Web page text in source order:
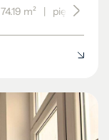
74.19 m² | piętro 2/4